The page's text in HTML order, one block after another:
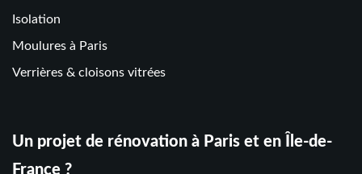
Isolation
Moulures à Paris
Verrières & cloisons vitrées
Un projet de rénovation à Paris et en Île-de-
France ?